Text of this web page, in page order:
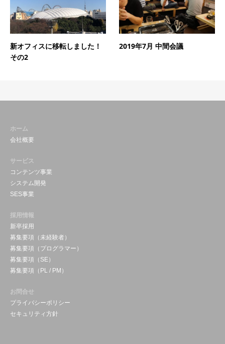
新オフィスに移転しました！
その2
2019年7月 中間会議
ホーム
会社概要
サービス
コンテンツ事業
システム開発
SES事業
採用情報
新卒採用
募集要項（未経験者）
募集要項（プログラマー）
募集要項（SE）
募集要項（PL / PM）
お問合せ
プライバシーポリシー
セキュリティ方針